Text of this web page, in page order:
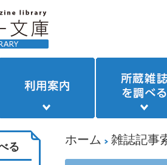
ホーム 雑誌記事
る